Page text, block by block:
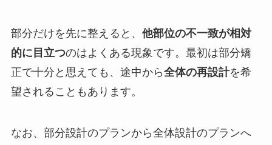
部分だけを先に整えると、 他部位の不一致が相対
的に目立つのはよくある現象です。最初は部分矯
正で十分と思えても、途中から全体の再設計を希
望されることもあります。
なお、部分設計のプランから全体設計のプランへ